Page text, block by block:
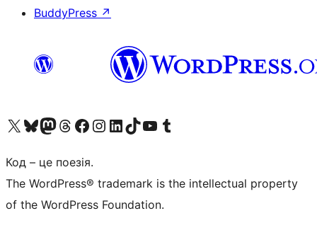
BuddyPress ↗
Visit our X (formerly Twitter) account
Visit our Bluesky account
Завітайте до нашої стрічки в Mastodon
Visit our Threads account
Завітайте на нашу сторінку в Facebook
Visit our Instagram account
Visit our LinkedIn account
Visit our TikTok account
Visit our YouTube channel
Visit our Tumblr account
Код – це поезія.
The WordPress® trademark is the intellectual property
of the WordPress Foundation.